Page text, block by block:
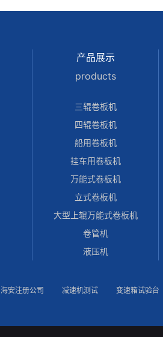
产品展示
products
三辊卷板机
四辊卷板机
船用卷板机
挂车用卷板机
万能式卷板机
立式卷板机
大型上辊万能式卷板机
卷管机
液压机
海安注册公司 减速机测试 变速箱试验台